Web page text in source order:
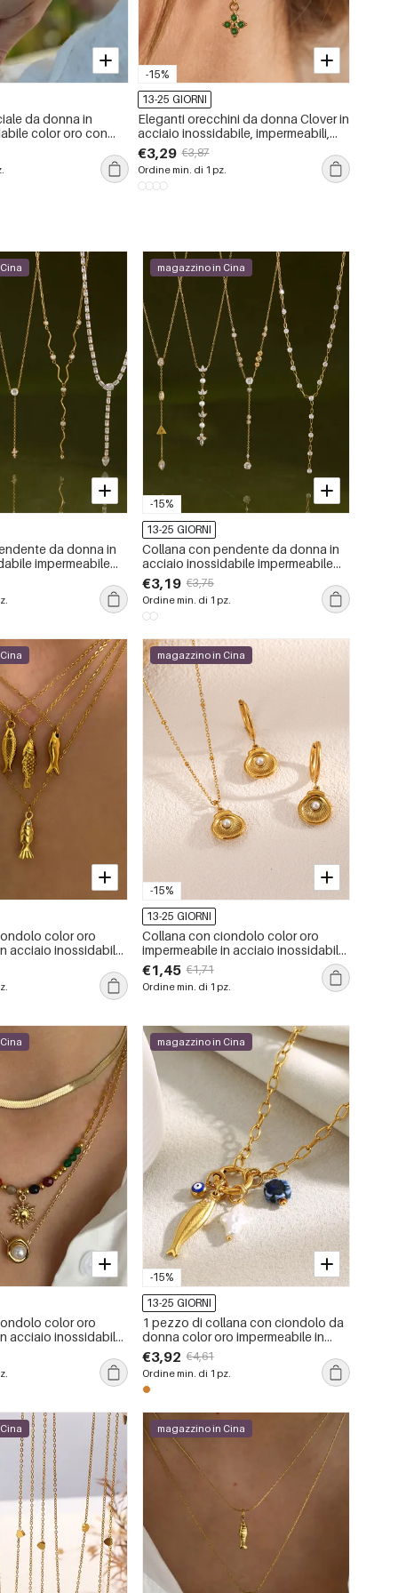
da donna in
color oro con
di trifoglio e zirconi,
-15%
13-25 GIORNI
Eleganti orecchini da donna Clover in
acciaio inossidabile, impermeabili,
color oro, con zirconi.
€3,29 €3,87
Ordine min. di 1 pz.
da donna in
impermeabile
-15%
magazzino in Cina
13-25 GIORNI
Collana con pendente da donna in
acciaio inossidabile impermeabile
color oro con zirconi
€3,19 €3,75
Ordine min. di 1 pz.
color oro
acciaio inossidabile
1 pezzo
-15%
magazzino in Cina
13-25 GIORNI
Collana con ciondolo color oro
impermeabile in acciaio inossidabile
con conchiglia da 1 pezzo
€1,45 €1,71
Ordine min. di 1 pz.
color oro
acciaio inossidabile
-15%
magazzino in Cina
13-25 GIORNI
1 pezzo di collana con ciondolo da
donna color oro impermeabile in
acciaio inossidabile a forma di
pesce stravagante
€3,92 €4,61
Ordine min. di 1 pz.
magazzino in Cina